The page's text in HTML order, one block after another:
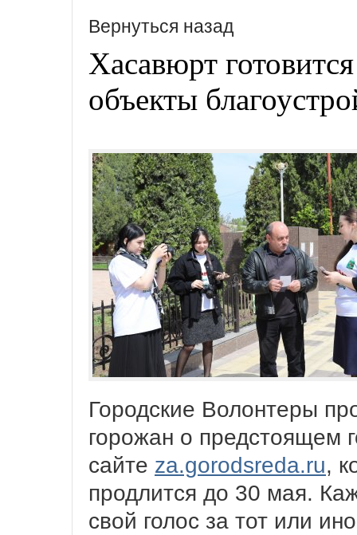
Вернуться назад
Хасавюрт
объекты
Городские Волонтеры
горожан о предстоящем
сайте za.gorodsreda.ru,
продлится до 30 мая.
свой голос за тот или